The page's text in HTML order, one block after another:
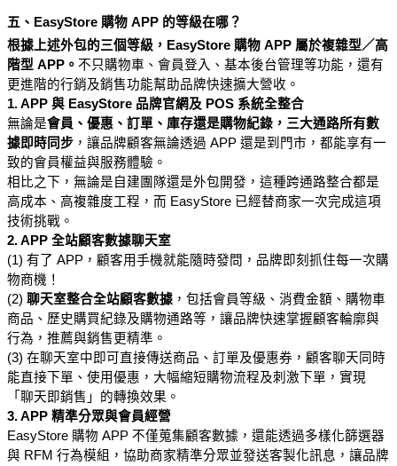
五、EasyStore 購物 APP 的等級在哪？
根據上述外包的三個等級，EasyStore 購物 APP 屬於複雜型／高
階型 APP 。 不只購物車、會員登入、基本後台管理等功能，還有
更進階的行銷及銷售功能幫助品牌快速擴大營收。
1. APP 與 EasyStore 品牌官網及 POS 系統全整合
無論是會員、優惠、訂單、庫存還是購物紀錄，三大通路所有數
據即時同步 ，讓品牌顧客無論透過 APP 還是到門市，都能享有一
致的會員權益與服務體驗。
相比之下，無論是自建團隊還是外包開發，這種跨通路整合都是
高成本、高複雜度工程，而 EasyStore 已經替商家一次完成這項
技術挑戰。
2. APP 全站顧客數據聊天室
(1) 有了 APP，顧客用手機就能隨時發問，品牌即刻抓住每一次購
物商機！
(2) 聊天室整合全站顧客數據 ，包括會員等級、消費金額、購物車
商品、歷史購買紀錄及購物通路等，讓品牌快速掌握顧客輪廓與
行為，推薦與銷售更精準。
(3) 在聊天室中即可直接傳送商品、訂單及優惠券，顧客聊天同時
能直接下單、使用優惠，大幅縮短購物流程及刺激下單，實現
「聊天即銷售」的轉換效果。
3. APP 精準分眾與會員經營
EasyStore 購物 APP 不僅蒐集顧客數據，還能透過多樣化篩選器
與 RFM 行為模組，協助商家精準分眾並發送客製化訊息，讓品牌